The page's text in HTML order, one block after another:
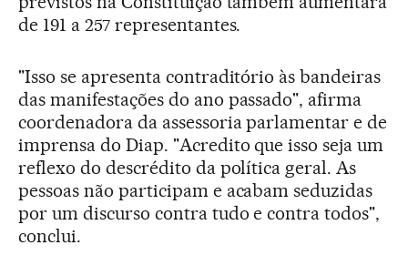
de 191 a 257 representantes.
"Isso se apresenta contraditório às bandeiras
das manifestações do ano passado", afirma
coordenadora da assessoria parlamentar e de
imprensa do Diap. "Acredito que isso seja um
reflexo do descrédito da política geral. As
pessoas não participam e acabam seduzidas
por um discurso contra tudo e contra todos",
conclui.